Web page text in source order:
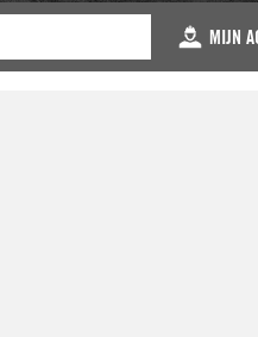
MIJN